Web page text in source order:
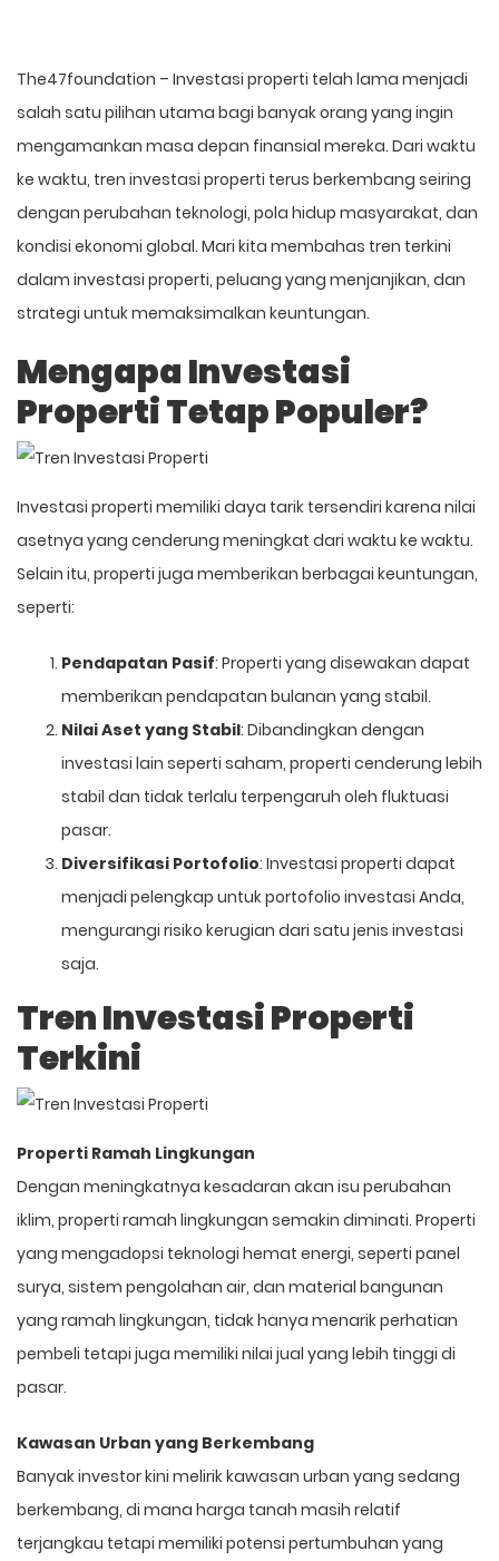
The47foundation – Investasi properti telah lama menjadi
salah satu pilihan utama bagi banyak orang yang ingin
mengamankan masa depan finansial mereka. Dari waktu
ke waktu, tren investasi properti terus berkembang seiring
dengan perubahan teknologi, pola hidup masyarakat, dan
kondisi ekonomi global. Mari kita membahas tren terkini
dalam investasi properti, peluang yang menjanjikan, dan
strategi untuk memaksimalkan keuntungan.
Mengapa Investasi
Properti Tetap Populer?
Investasi properti memiliki daya tarik tersendiri karena nilai
asetnya yang cenderung meningkat dari waktu ke waktu.
Selain itu, properti juga memberikan berbagai keuntungan,
seperti:
Pendapatan Pasif: Properti yang disewakan dapat
memberikan pendapatan bulanan yang stabil.
Nilai Aset yang Stabil: Dibandingkan dengan
investasi lain seperti saham, properti cenderung lebih
stabil dan tidak terlalu terpengaruh oleh fluktuasi
pasar.
Diversifikasi Portofolio: Investasi properti dapat
menjadi pelengkap untuk portofolio investasi Anda,
mengurangi risiko kerugian dari satu jenis investasi
saja.
Tren Investasi Properti
Terkini
Properti Ramah Lingkungan
Dengan meningkatnya kesadaran akan isu perubahan
iklim, properti ramah lingkungan semakin diminati. Properti
yang mengadopsi teknologi hemat energi, seperti panel
surya, sistem pengolahan air, dan material bangunan
yang ramah lingkungan, tidak hanya menarik perhatian
pembeli tetapi juga memiliki nilai jual yang lebih tinggi di
pasar.
Kawasan Urban yang Berkembang
Banyak investor kini melirik kawasan urban yang sedang
berkembang, di mana harga tanah masih relatif
terjangkau tetapi memiliki potensi pertumbuhan yang